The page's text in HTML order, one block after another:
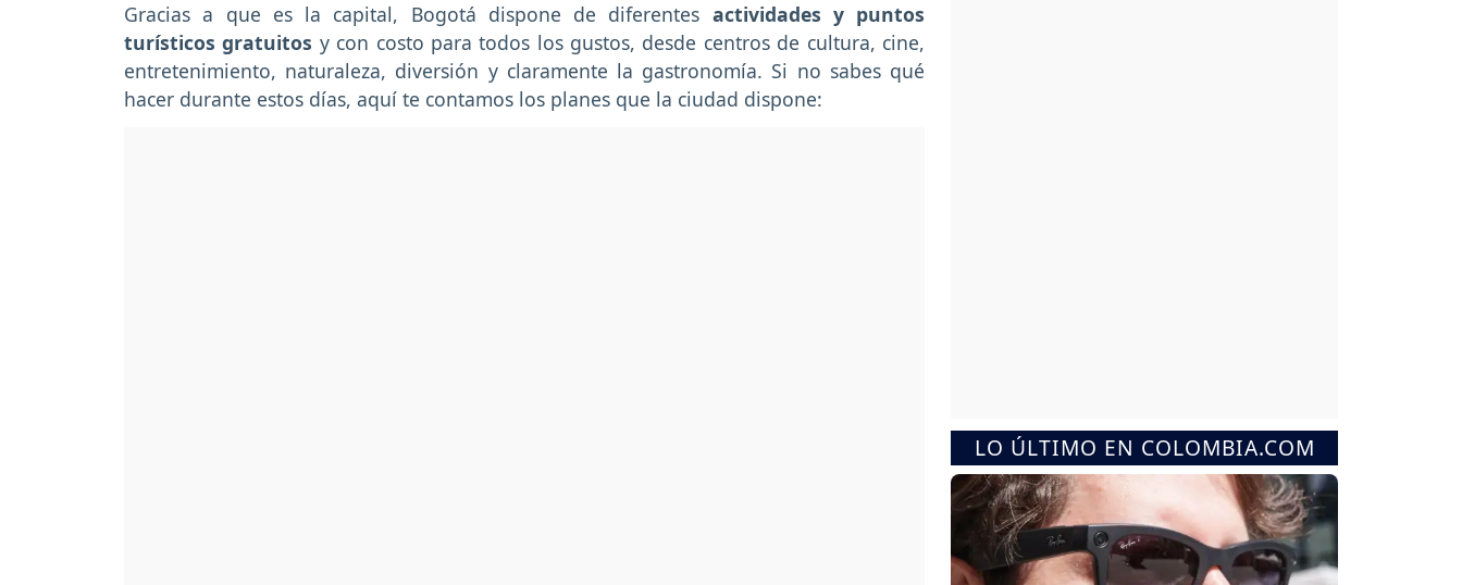
Gracias a que es la capital, Bogotá dispone de diferentes actividades y puntos
turísticos gratuitos y con costo para todos los gustos, desde centros de cultura, cine,
entretenimiento, naturaleza, diversión y claramente la gastronomía. Si no sabes qué
hacer durante estos días, aquí te contamos los planes que la ciudad dispone:
LO ÚLTIMO EN COLOMBIA.COM